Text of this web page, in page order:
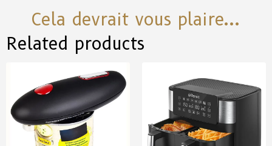
Cela devrait vous plaire...
Related products